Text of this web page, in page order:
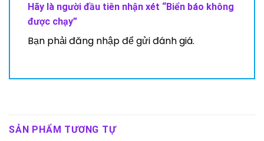
Hãy là người đầu tiên nhận xét “Biển báo không
được chạy”
Bạn phảiđăng nhậpđể gửi đánh giá.
SẢN PHẨM TƯƠNG TỰ